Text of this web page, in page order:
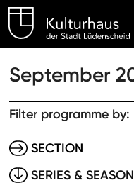
September
Filter programme by:
SECTION
SERIES &